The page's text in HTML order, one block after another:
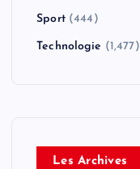
Sport(444)
Technologie (1,477)
Les Archives